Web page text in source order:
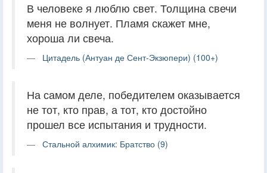
В человеке я люблю свет. Толщина свечи
меня не волнует. Пламя скажет мне,
хороша ли свеча.
Цитадель (Антуан де Сент-Экзюпери) (100+)
На самом деле, победителем оказывается
не тот, кто прав, а тот, кто достойно
прошел все испытания и трудности.
Стальной алхимик: Братство (9)